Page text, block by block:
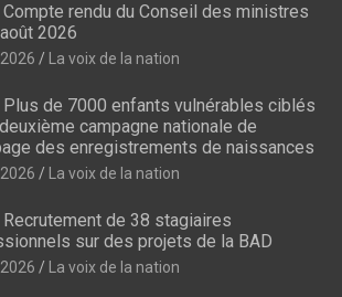
Compte rendu du Conseil des ministres
2026
La voix de la nation
Plus de 7000 enfants vulnérables ciblés
campagne nationale de
des enregistrements de naissances
La voix de la nation
Recrutement de 38 stagiaires
sur des projets de la BAD
La voix de la nation